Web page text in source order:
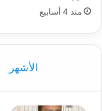
منذ 4 أسابيع
الأشهر